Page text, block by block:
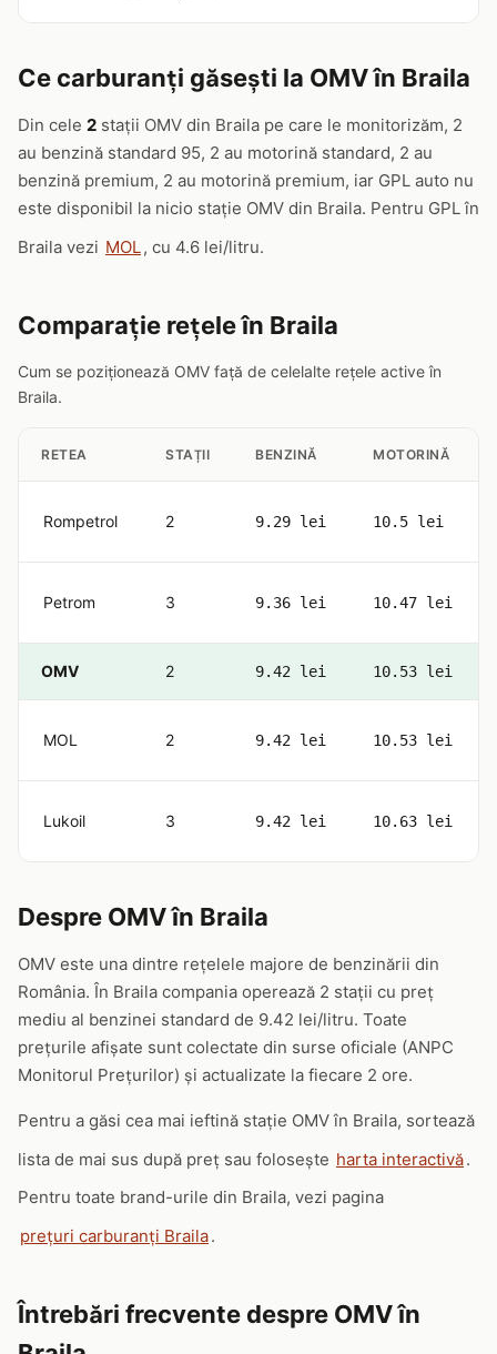
Ce carburanți găsești la OMV în Braila
Din cele 2 stații OMV din Braila pe care le monitorizăm, 2
au benzină standard 95, 2 au motorină standard, 2 au
benzină premium, 2 au motorină premium, iar GPL auto nu
este disponibil la nicio stație OMV din Braila. Pentru GPL în
Braila vezi MOL, cu 4.6 lei/litru.
Comparație rețele în Braila
Cum se poziționează OMV față de celelalte rețele active în
Braila.
RETEA STAȚII BENZINĂ MOTORINĂ
Rompetrol 2 9.29 lei 10.5 lei
Petrom 3 9.36 lei 10.47 lei
OMV 2 9.42 lei 10.53 lei
MOL 2 9.42 lei 10.53 lei
Lukoil 3 9.42 lei 10.63 lei
Despre OMV în Braila
OMV este una dintre rețelele majore de benzinării din
România. În Braila compania operează 2 stații cu preț
mediu al benzinei standard de 9.42 lei/litru. Toate
prețurile afișate sunt colectate din surse oficiale (ANPC
Monitorul Prețurilor) și actualizate la fiecare 2 ore.
Pentru a găsi cea mai ieftină stație OMV în Braila, sortează
lista de mai sus după preț sau folosește harta interactivă.
Pentru toate brand-urile din Braila, vezi pagina
prețuri carburanți Braila.
Întrebări frecvente despre OMV în